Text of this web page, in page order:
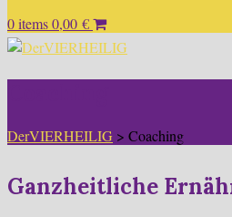
0 items0,00 €
DerVIERHEILIG > Coaching
Ganzheitliche